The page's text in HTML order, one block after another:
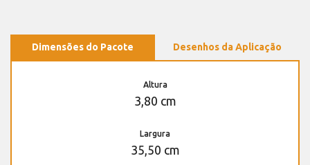
Dimensões do Pacote Desenhos da Aplicação
Altura
3,80 cm
Largura
35,50 cm